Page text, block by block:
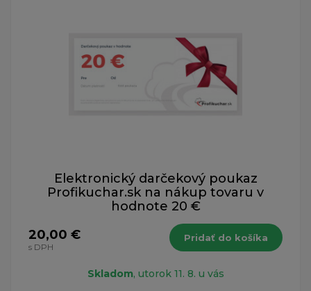
Elektronický darčekový poukaz
Profikuchar.sk na nákup tovaru v
hodnote 20 €
20,00 €
s DPH
Pridať do košíka
Skladom, utorok 11. 8. u vás